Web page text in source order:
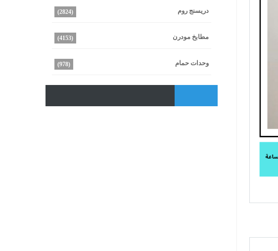
دريسنج روم (2824)
مطابخ مودرن (4153)
وحدات حمام (978)